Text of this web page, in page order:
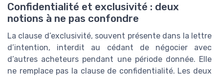
Confidentialité et exclusivité : deux
notions à ne pas confondre
La clause d’exclusivité, souvent présente dans la lettre
d’intention, interdit au cédant de négocier avec
d’autres acheteurs pendant une période donnée. Elle
ne remplace pas la clause de confidentialité. Les deux